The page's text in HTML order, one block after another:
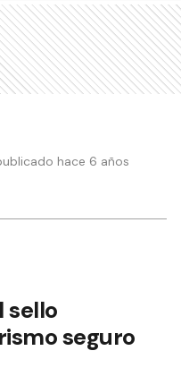
hace 6 años
sello
seguro